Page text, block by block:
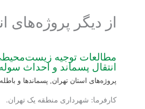
از دیگر پروژه‌های
مطالعات توجیه
انتقال پسماند و احداث
پروژه‌های استان تهران, پسماندها و
کارفرما: شهرداری منطقه یک تهران.